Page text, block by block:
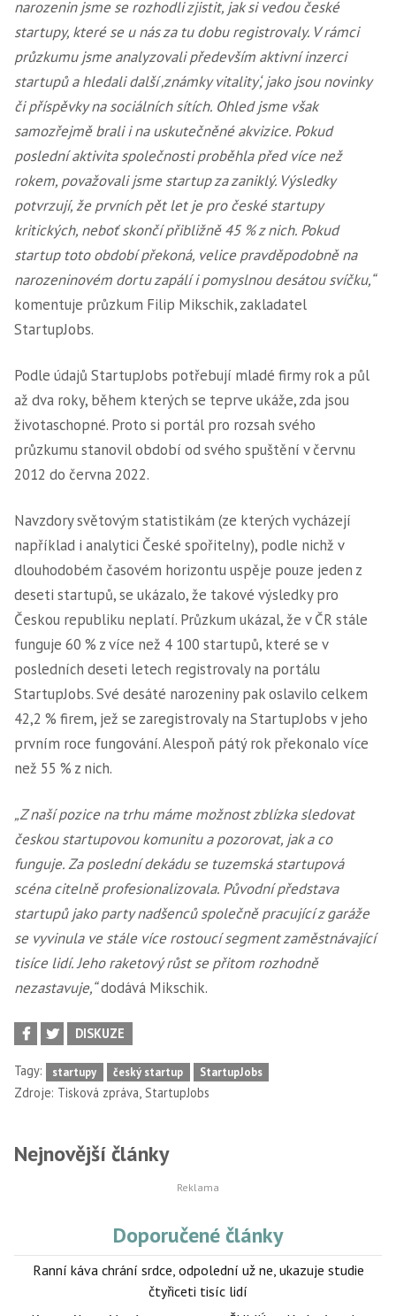
narozenin jsme se rozhodli zjistit, jak si vedou české
startupy, které se u nás za tu dobu registrovaly. V rámci
průzkumu jsme analyzovali především aktivní inzerci
startupů a hledali další ‚známky vitality‘, jako jsou novinky
či příspěvky na sociálních sítích. Ohled jsme však
samozřejmě brali i na uskutečněné akvizice. Pokud
poslední aktivita společnosti proběhla před více než
rokem, považovali jsme startup za zaniklý. Výsledky
potvrzují, že prvních pět let je pro české startupy
kritických, neboť skončí přibližně 45 % z nich. Pokud
startup toto období překoná, velice pravděpodobně na
narozeninovém dortu zapálí i pomyslnou desátou svíčku,“
komentuje průzkum Filip Mikschik, zakladatel
StartupJobs.
Podle údajů StartupJobs potřebují mladé firmy rok a půl
až dva roky, během kterých se teprve ukáže, zda jsou
životaschopné. Proto si portál pro rozsah svého
průzkumu stanovil období od svého spuštění v červnu
2012 do června 2022.
Navzdory světovým statistikám (ze kterých vycházejí
například i analytici České spořitelny), podle nichž v
dlouhodobém časovém horizontu uspěje pouze jeden z
deseti startupů, se ukázalo, že takové výsledky pro
Českou republiku neplatí. Průzkum ukázal, že v ČR stále
funguje 60 % z více než 4 100 startupů, které se v
posledních deseti letech registrovaly na portálu
StartupJobs. Své desáté narozeniny pak oslavilo celkem
42,2 % firem, jež se zaregistrovaly na StartupJobs v jeho
prvním roce fungování. Alespoň pátý rok překonalo více
než 55 % z nich.
„Z naší pozice na trhu máme možnost zblízka sledovat
českou startupovou komunitu a pozorovat, jak a co
funguje. Za poslední dekádu se tuzemská startupová
scéna citelně profesionalizovala. Původní představa
startupů jako party nadšenců společně pracující z garáže
se vyvinula ve stále více rostoucí segment zaměstnávající
tisíce lidí. Jeho raketový růst se přitom rozhodně
nezastavuje,“dodává Mikschik.
DISKUZE
Tagy: startupy český startup StartupJobs
Zdroje: Tisková zpráva StartupJobs
Nejnovější články
Doporučené články
Ranní káva chrání srdce, odpolední už ne, ukazuje studie
čtyřiceti tisíc lidí